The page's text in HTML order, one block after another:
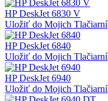
HP DeskJet 6830 V
Uložiť do Mojich Tlačiarní
HP DeskJet 6840
Uložiť do Mojich Tlačiarní
HP DeskJet 6940
Uložiť do Mojich Tlačiarní